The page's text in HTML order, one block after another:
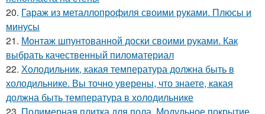
20. Гараж из металлопрофиля своими руками. Плюсы и
минусы
21. Монтаж шпунтованной доски своими руками. Как
выбрать качественный пиломатериал
22. Холодильник, какая температура должна быть в
холодильнике. Вы точно уверены, что знаете, какая
должна быть температура в холодильнике
23. Полимерная плитка для пола. Модульное покрытие